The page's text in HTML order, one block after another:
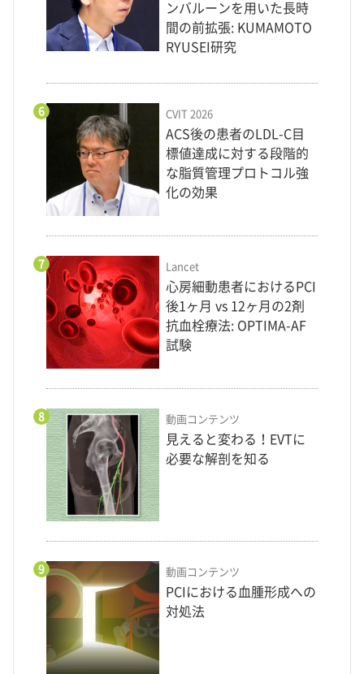
ンバルーンを用いた長時
間の前拡張: KUMAMOTO
RYUSEI研究
6 CVIT 2026
ACS後の患者のLDL-C目
標値達成に対する段階的
な脂質管理プロトコル強
化の効果
7 Lancet
心房細動患者におけるPCI
後1ヶ月 vs 12ヶ月の2剤
抗血栓療法: OPTIMA-AF
試験
8 動画コンテンツ
見えると変わる！EVTに
必要な解剖を知る
9 動画コンテンツ
PCIにおける血腫形成への
対処法